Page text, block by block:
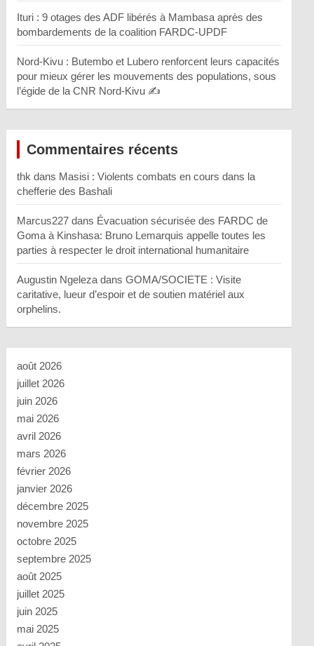
Ituri : 9 otages des ADF libérés à Mambasa après des
bombardements de la coalition FARDC-UPDF
Nord-Kivu : Butembo et Lubero renforcent leurs capacités
pour mieux gérer les mouvements des populations, sous
l’égide de la CNR Nord-Kivu ✍️
Commentaires récents
thk dans Masisi : Violents combats en cours dans la
chefferie des Bashali
Marcus227 dans Évacuation sécurisée des FARDC de
Goma à Kinshasa: Bruno Lemarquis appelle toutes les
parties à respecter le droit international humanitaire
Augustin Ngeleza dansGOMA/SOCIETE : Visite
caritative, lueur d’espoir et de soutien matériel aux
orphelins.
août 2026
juillet 2026
juin 2026
mai 2026
avril 2026
mars 2026
février 2026
janvier 2026
décembre 2025
novembre 2025
octobre 2025
septembre 2025
août 2025
juillet 2025
juin 2025
mai 2025